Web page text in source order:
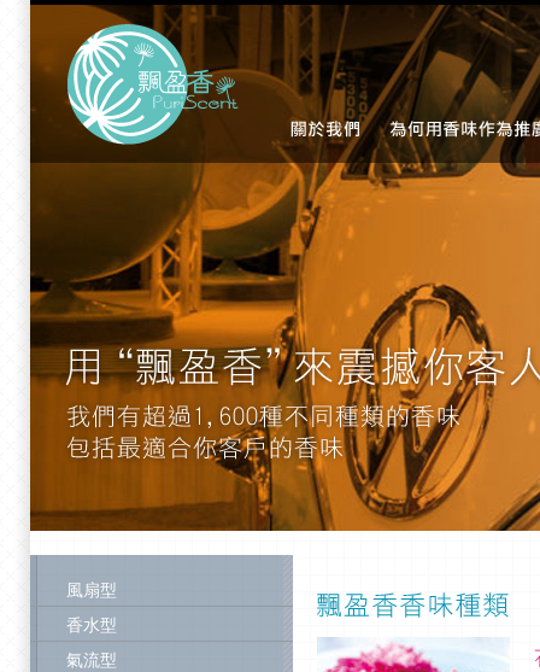
風扇型
香水型
氣流型